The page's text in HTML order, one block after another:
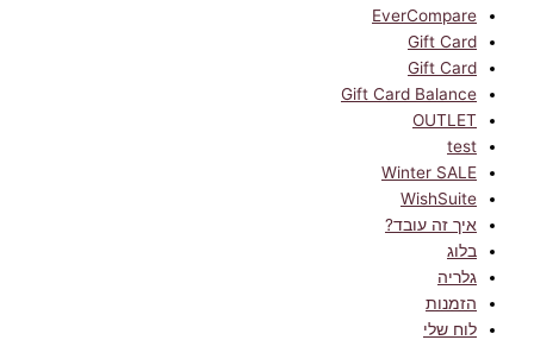
EverCompare
Gift Card
Gift Card
Gift Card Balance
OUTLET
test
Winter SALE
WishSuite
איך זה עובד?
בלוג
גלריה
הזמנות
לוח שלי